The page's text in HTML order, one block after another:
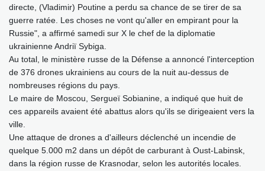
directe, (Vladimir) Poutine a perdu sa chance de se tirer de sa
guerre ratée. Les choses ne vont qu'aller en empirant pour la
Russie", a affirmé samedi sur X le chef de la diplomatie
ukrainienne Andriï Sybiga.
Au total, le ministère russe de la Défense a annoncé l'interception
de 376 drones ukrainiens au cours de la nuit au-dessus de
nombreuses régions du pays.
Le maire de Moscou, Sergueï Sobianine, a indiqué que huit de
ces appareils avaient été abattus alors qu'ils se dirigeaient vers la
ville.
Une attaque de drones a d'ailleurs déclenché un incendie de
quelque 5.000 m2 dans un dépôt de carburant à Oust-Labinsk,
dans la région russe de Krasnodar, selon les autorités locales.